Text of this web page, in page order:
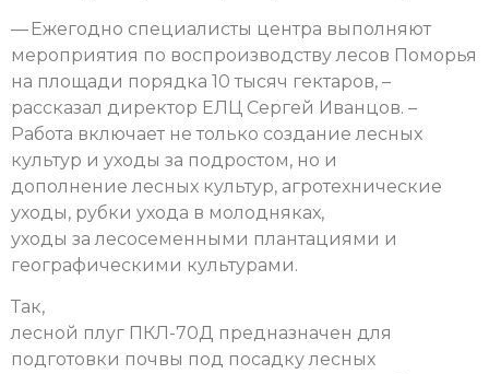
— Ежегодно специалисты центра выполняют
мероприятия по воспроизводству лесов Поморья
на площади порядка 10 тысяч гектаров, –
рассказал директор ЕЛЦ Сергей Иванцов. –
Работа включает не только создание лесных
культур и уходы за подростом, но и
дополнение лесных культур, агротехнические
уходы, рубки ухода в молодняках,
уходы за лесосеменными плантациями и
географическими культурами.
Так,
лесной плуг ПКЛ-70Д предназначен для
подготовки почвы под посадку лесных